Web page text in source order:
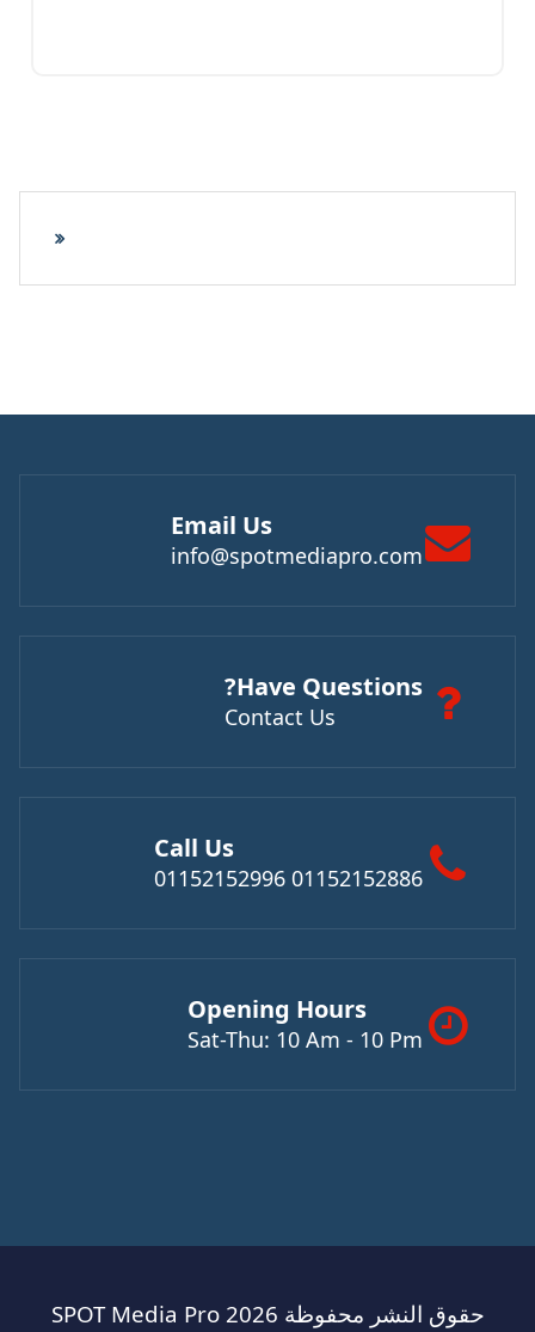
Email Us
info@spotmediapro.com
Have Questions?
Contact Us
Call Us
01152152886 01152152996
Opening Hours
Sat-Thu: 10 Am - 10 Pm
حقوق النشر محفوظة SPOT Media Pro 2026